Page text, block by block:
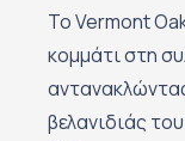
Το Vermont
κομμάτι στη
βελανιδιάς